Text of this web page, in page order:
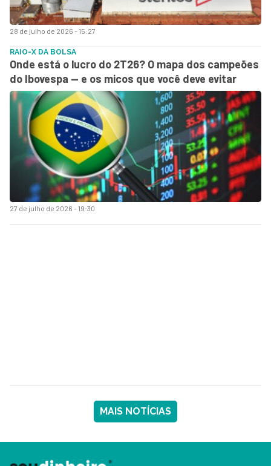
28 de julho de 2026 - 15:27
27 de julho de 2026 - 19:30
RAIO-X DA BOLSA
Onde está o lucro do 2T26? O mapa dos campeões
do Ibovespa — e os micos que você deve evitar
MAIS NOTÍCIAS